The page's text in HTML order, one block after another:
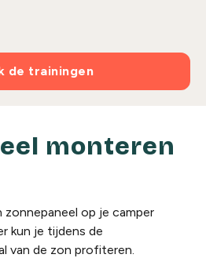
de trainingen
monteren
zonnepaneel op je camper
kun je tijdens de
van de zon profiteren.